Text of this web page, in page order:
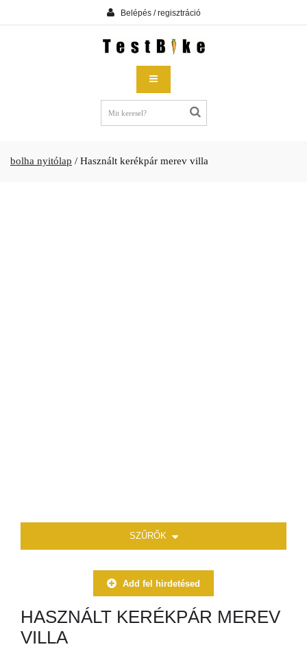
Belépés / regisztráció
bolha nyitólap / Használt kerékpár merev villa
SZŰRŐK
Add fel hirdetésed
HASZNÁLT KERÉKPÁR MEREV
VILLA